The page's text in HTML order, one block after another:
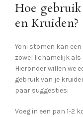
Hoe gebruik
en Kruiden?
Yoni stomen kan
zowel lichamelijk als
Hieronder willen we
gebruik van je
paar suggesties:
Voeg in een pan 1-2